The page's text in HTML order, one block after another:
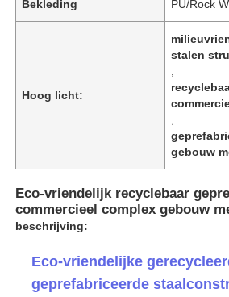
Bekleding PU/Rock
Hoog licht:
stalen
gebouw
Eco-vriendelijk recyclebaar
commercieel complex gebouw
beschrijving:
Eco-vriendelijke
geprefabriceerde